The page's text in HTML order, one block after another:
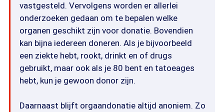
vastgesteld. Vervolgens worden er allerlei
onderzoeken gedaan om te bepalen welke
organen geschikt zijn voor donatie. Bovendien
kan bijna iedereen doneren. Als je bijvoorbeeld
een ziekte hebt, rookt, drinkt en of drugs
gebruikt, maar ook als je 80 bent en tatoeages
hebt, kun je gewoon donor zijn.
Daarnaast blijft orgaandonatie altijd anoniem. Zo